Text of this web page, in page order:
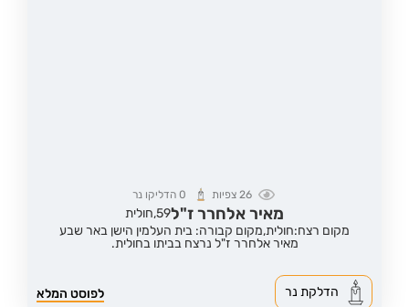
26 צפיות 0הדליקו נר
מאיר אלחרר ז"ל59, חולית
מקום רצח:חולית,מקום קבורה: בית העלמין הישן באר שבע
מאיר אלחרר ז"ל נרצח בביתו בחולית.
לפוסט המלא הדלקת נר